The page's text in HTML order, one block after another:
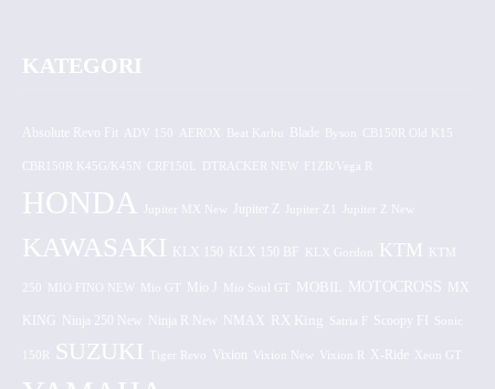
KATEGORI
Absolute Revo Fit ADV 150 AEROX CB150R Old K15
CBR150R K45G/K45N CRF150L DTRACKER NEW F1ZR/Vega R
HONDA Jupiter MX New Jupiter Z Jupiter Z1 Jupiter Z New
KAWASAKI KLX 150 KLX 150 BF KLX Gordon KTM KTM
250 MIO FINO NEW Mio GT Mio J Mio Soul GT MOBIL MOTOCROSS MX
KING Ninja 250 New Ninja R New NMAX RX King Satria F Scoopy FI Sonic
150R SUZUKI Tiger Revo Vixion Vixion New Vixion R X-Ride Xeon GT